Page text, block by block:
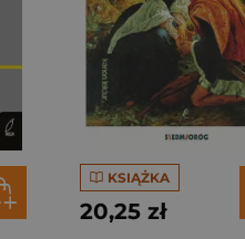
KSIĄŻKA
20,25 zł